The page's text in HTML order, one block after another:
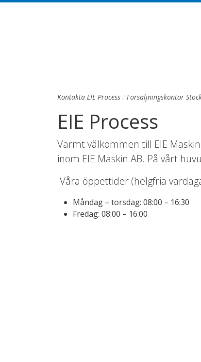
Till sidans huvudinnehåll
Kontakta EIE Process Försäljningskontor
EIE Process
Varmt välkommen till EIE
inom EIE Maskin AB. På vårt
Våra öppettider (helgfria
Måndag – torsdag: 08:00 – 16:30
Fredag: 08:00 – 16:00